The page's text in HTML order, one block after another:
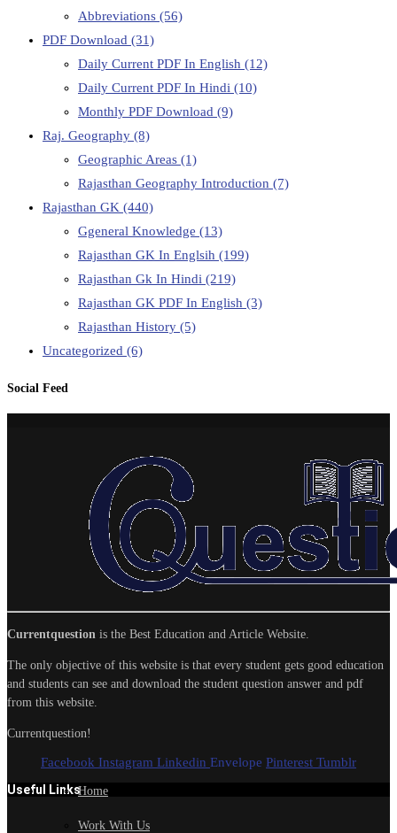
Abbreviations (56)
PDF Download (31)
Daily Current PDF In English (12)
Daily Current PDF In Hindi (10)
Monthly PDF Download (9)
Raj. Geography (8)
Geographic Areas (1)
Rajasthan Geography Introduction (7)
Rajasthan GK (440)
Ggeneral Knowledge (13)
Rajasthan GK In Englsih (199)
Rajasthan Gk In Hindi (219)
Rajasthan GK PDF In English (3)
Rajasthan History (5)
Uncategorized (6)
Social Feed
Currentquestion is the Best Education and Article Website.
The only objective of this website is that every student gets good education
and students can see and download the student question answer and pdf
from this website.
Currentquestion!
Facebook Instagram Linkedin Envelope Pinterest Tumblr
Useful LinksHome
Work With Us